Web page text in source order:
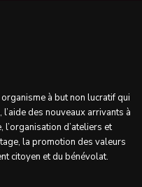
à but non lucratif qui
des nouveaux arrivants à
d’ateliers et
la promotion des valeurs
citoyen et du bénévolat.